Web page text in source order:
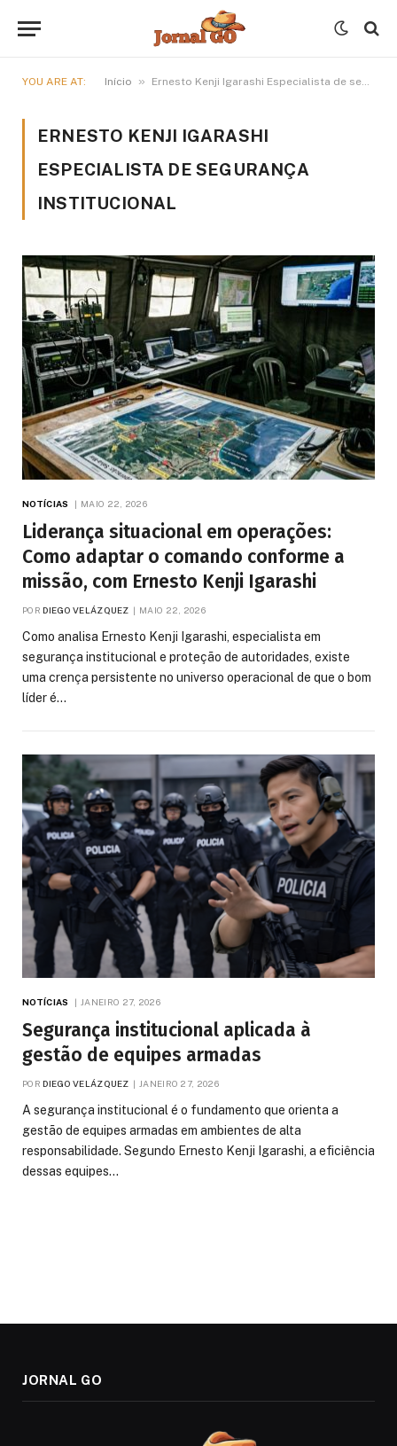
YOU ARE AT: Início » Ernesto Kenji Igarashi Especialista de segurança institucional
ERNESTO KENJI IGARASHI
ESPECIALISTA DE SEGURANÇA
INSTITUCIONAL
NOTÍCIAS MAIO 22, 2026
Liderança situacional em operações:
Como adaptar o comando conforme a
missão, com Ernesto Kenji Igarashi
POR DIEGO VELÁZQUEZ MAIO 22, 2026
Como analisa Ernesto Kenji Igarashi, especialista em
segurança institucional e proteção de autoridades, existe
uma crença persistente no universo operacional de que o bom
líder é…
NOTÍCIAS JANEIRO 27, 2026
Segurança institucional aplicada à
gestão de equipes armadas
POR DIEGO VELÁZQUEZ JANEIRO 27, 2026
A segurança institucional é o fundamento que orienta a
gestão de equipes armadas em ambientes de alta
responsabilidade. Segundo Ernesto Kenji Igarashi, a eficiência
dessas equipes…
JORNAL GO